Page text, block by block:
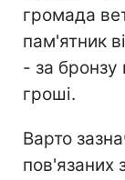
громада
пам'ятник
- за бронзу
гроші.
Варто
пов'язаних